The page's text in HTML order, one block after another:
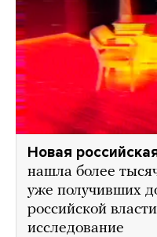
Новая
нашла более
уже получивших
российской
исследование